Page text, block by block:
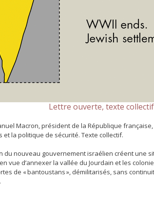
Lettre ouverte, texte collectif
Macron, président de la République
la politique de sécurité. Texte collectif.
du nouveau gouvernement israélien créent une
vue d’annexer la vallée du Jourdain et les
de « bantoustans », démilitarisés, sans